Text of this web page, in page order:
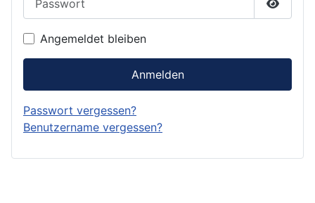
Angemeldet bleiben
Anmelden
Passwort vergessen?
Benutzername vergessen?